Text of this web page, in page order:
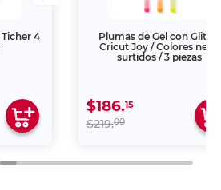
4
Plumas de Gel con Glitter
Cricut Joy / Colores neón
surtidos / 3 piezas
$186.15
$219.00